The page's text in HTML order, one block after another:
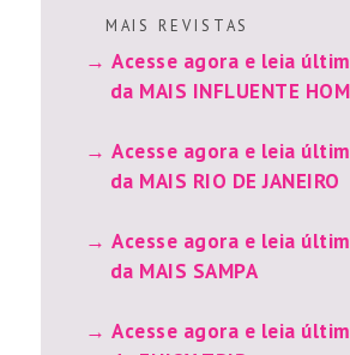
M A I S R E V I S T A S
Acesse agora e leia
da MAIS INFLUENTE
Acesse agora e leia
da MAIS RIO DE JANEIRO
Acesse agora e leia
da MAIS SAMPA
Acesse agora e leia